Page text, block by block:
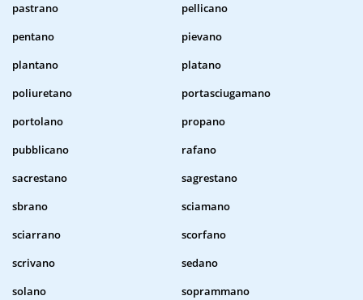
pastrano
pellicano
pentano
pievano
plantano
platano
poliuretano
portasciugamano
portolano
propano
pubblicano
rafano
sacrestano
sagrestano
sbrano
sciamano
sciarrano
scorfano
scrivano
sedano
solano
soprammano